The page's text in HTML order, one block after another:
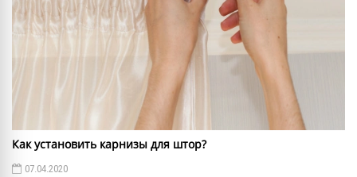
Как установить карнизы для штор?
07.04.2020